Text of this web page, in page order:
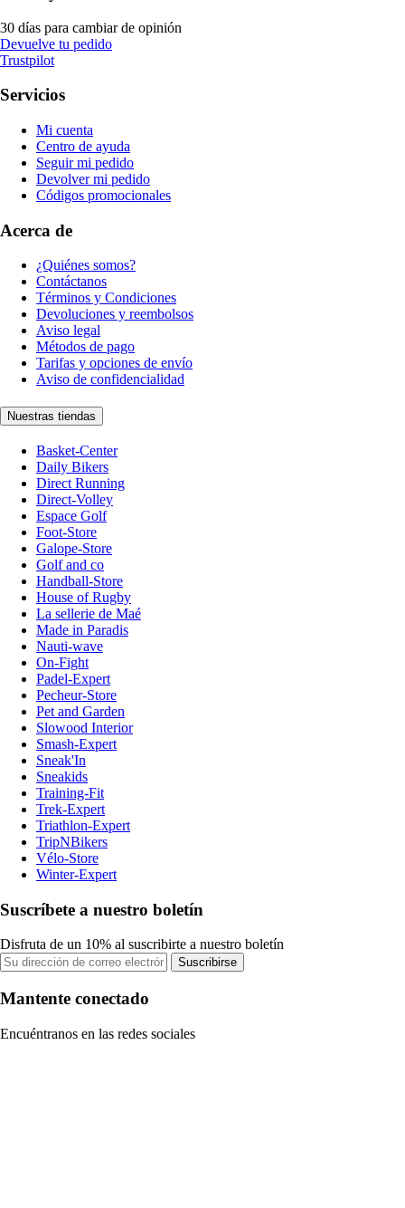
30 días para cambiar de opinión
Devuelve tu pedido
Trustpilot
Servicios
Mi cuenta
Centro de ayuda
Seguir mi pedido
Devolver mi pedido
Códigos promocionales
Acerca de
¿Quiénes somos?
Contáctanos
Términos y Condiciones
Devoluciones y reembolsos
Aviso legal
Métodos de pago
Tarifas y opciones de envío
Aviso de confidencialidad
Nuestras tiendas
Basket-Center
Daily Bikers
Direct Running
Direct-Volley
Espace Golf
Foot-Store
Galope-Store
Golf and co
Handball-Store
House of Rugby
La sellerie de Maé
Made in Paradis
Nauti-wave
On-Fight
Padel-Expert
Pecheur-Store
Pet and Garden
Slowood Interior
Smash-Expert
Sneak'In
Sneakids
Training-Fit
Trek-Expert
Triathlon-Expert
TripNBikers
Vélo-Store
Winter-Expert
Suscríbete a nuestro boletín
Disfruta de un 10% al suscribirte a nuestro boletín
Suscribirse
Mantente conectado
Encuéntranos en las redes sociales